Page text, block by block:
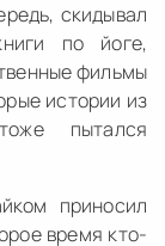
скидывал
по йоге,
фильмы
истории из
пытался
приносил
время кто-